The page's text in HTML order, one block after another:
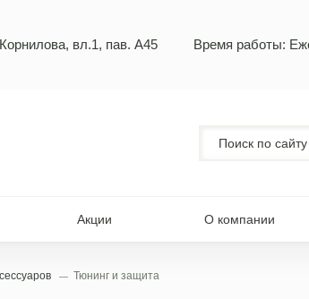
Корнилова, вл.1, пав. А45 Время работы:
Акции О компании
Тюнинг и защита